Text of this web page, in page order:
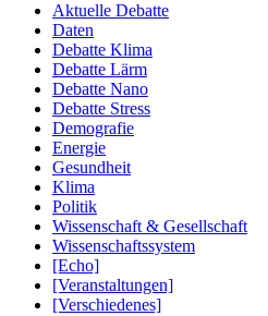
Aktuelle Debatte
Daten
Debatte Klima
Debatte Lärm
Debatte Nano
Debatte Stress
Demografie
Energie
Gesundheit
Klima
Politik
Wissenschaft & Gesellschaft
Wissenschaftssystem
[Echo]
[Veranstaltungen]
[Verschiedenes]